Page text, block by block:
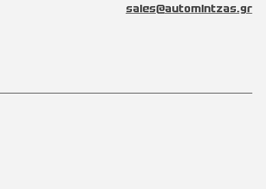
sales@automintzas.gr